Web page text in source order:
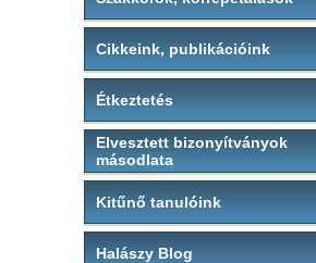
Cikkeink, publikációink
Étkeztetés
Elvesztett bizonyítványok
másodlata
Kitűnő tanulóink
Halászy Blog